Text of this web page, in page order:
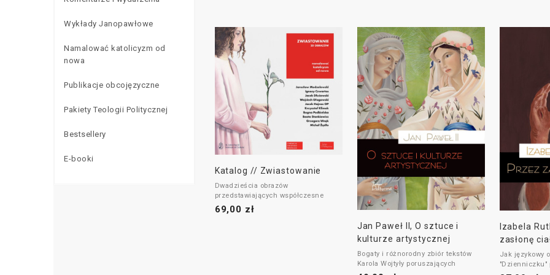
Wykłady Janopawłowe
Namalować katolicyzm od
nowa
Publikacje obcojęzyczne
Pakiety Teologii Politycznej
Bestsellery
E-booki
Katalog // Zwiastowanie
Dwadzieścia obrazów
przedstawiających współczesne
interpretacje sceny Zwiastowania.
69,00 zł
Jan Paweł II, O sztuce i
kulturze artystycznej
Bogaty i różnorodny zbiór tekstów
Karola Wojtyły poruszających
zagadnienia sztuki i kultury.
Izabela
zasłonę
Jak językowy
"Dzienniczku"